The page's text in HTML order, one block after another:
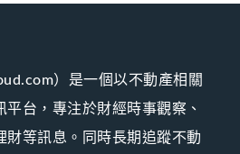
）是一個以不動產相關
台，專注於財經時事觀察、
財等訊息。同時長期追蹤不動